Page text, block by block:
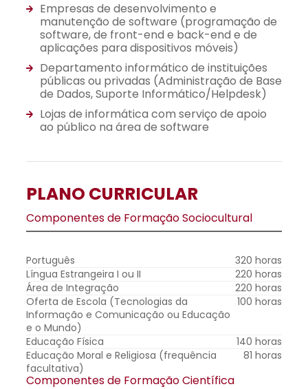
Empresas de desenvolvimento e
manutenção de software (programação de
software, de front-end e back-end e de
aplicações para dispositivos móveis)
Departamento informático de instituições
públicas ou privadas (Administração de Base
de Dados, Suporte Informático/Helpdesk)
Lojas de informática com serviço de apoio
ao público na área de software
PLANO CURRICULAR
Componentes de Formação Sociocultural
Português
320 horas
Língua Estrangeira I ou II
220 horas
Área de Integração
220 horas
Oferta de Escola (Tecnologias da
Informação e Comunicação ou Educação
e o Mundo)
100 horas
Educação Física
140 horas
Educação Moral e Religiosa (frequência
facultativa)
81 horas
Componentes de Formação Científica